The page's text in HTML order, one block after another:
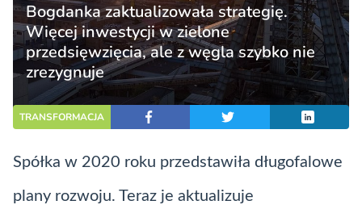
Bogdanka zaktualizowała strategię.
Więcej inwestycji w zielone
przedsięwzięcia, ale z węgla szybko nie
zrezygnuje
TRANSFORMACJA
Spółka w 2020 roku przedstawiła długofalowe
plany rozwoju. Teraz je aktualizuje